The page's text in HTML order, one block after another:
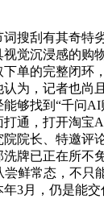
刮有其奇特劣
觉沉浸感的购
单的完整闭环
为，记者也尚
够找到“千问
通，打开淘宝
院长、特邀评
牌已正在所不
鲜常态，不只
3月，仍是能